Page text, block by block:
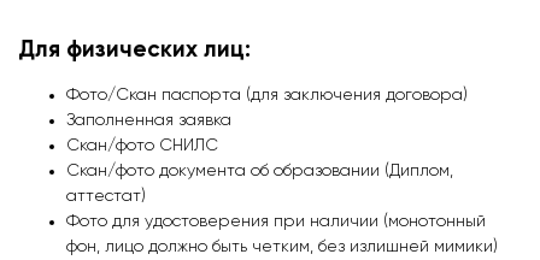
Для физических лиц:
Фото/Скан паспорта (для заключения договора)
Заполненная заявка
Скан/фото СНИЛС
Скан/фото документа об образовании (Диплом,
аттестат)
Фото для удостоверения при наличии (монотонный
фон, лицо должно быть четким, без излишней мимики)